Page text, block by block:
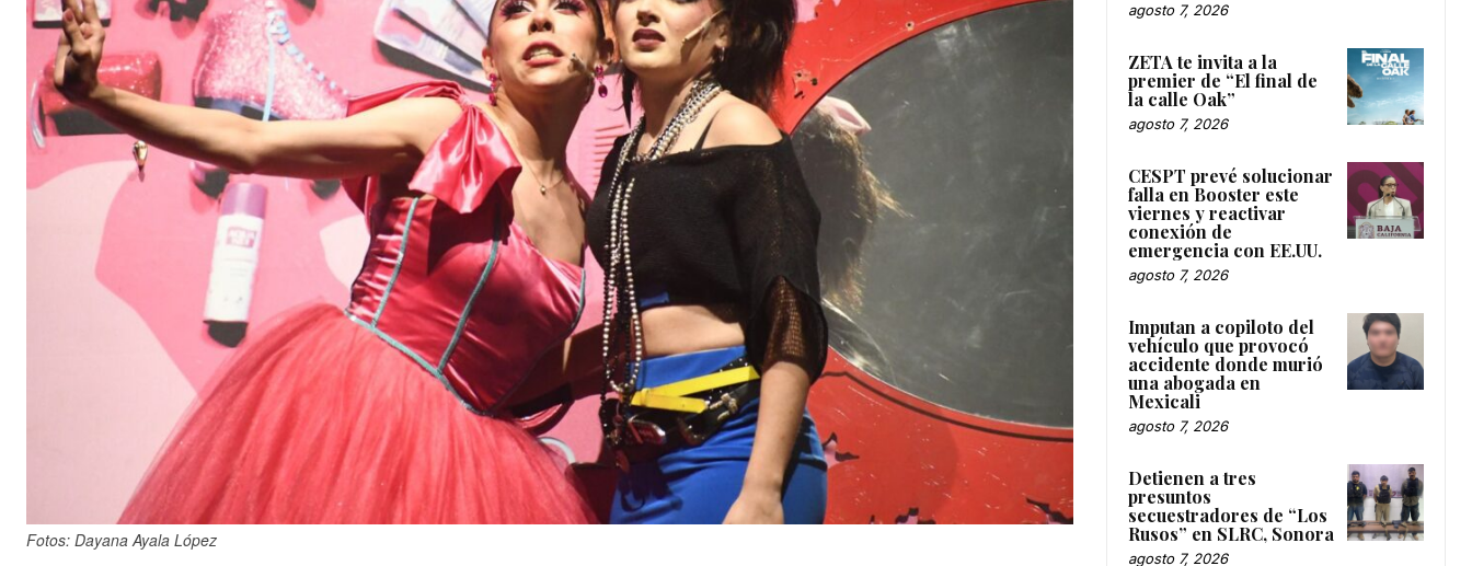
Fotos: Dayana Ayala López
agosto 7, 2026
ZETA te invita a la
premier de “El final de
la calle Oak”
agosto 7, 2026
CESPT prevé solucionar
falla en Booster este
viernes y reactivar
conexión de
emergencia con EE.UU.
agosto 7, 2026
Imputan a copiloto del
vehículo que provocó
accidente donde murió
una abogada en
Mexicali
agosto 7, 2026
Detienen a tres
presuntos
secuestradores de “Los
Rusos” en SLRC, Sonora
agosto 7, 2026